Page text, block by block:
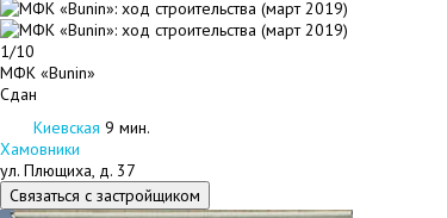
1/10
МФК «Bunin»
Сдан
Киевская 9 мин.
Хамовники
ул. Плющиха, д. 37
Связаться с застройщиком